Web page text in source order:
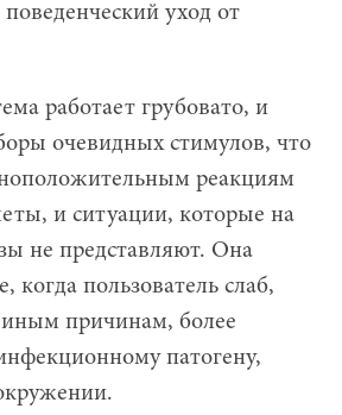
уход от
работает грубовато, и
очевидных стимулов, что
реакциям
и ситуации, которые на
не представляют. Она
когда пользователь слаб,
причинам, более
патогену,